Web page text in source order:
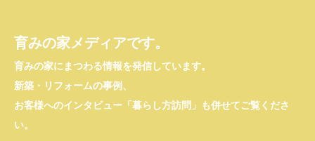
育みの家メディアです。
育みの家にまつわる情報を発信しています。
新築・リフォームの事例、
お客様へのインタビュー「暮らし方訪問」も併せてご覧くださ
い。